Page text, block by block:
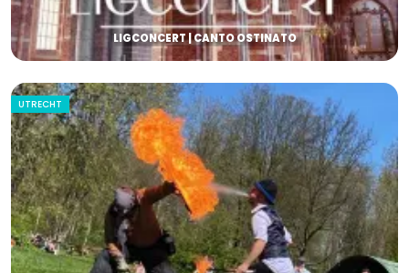
LIGCONCERT | CANTO OSTINATO
UTRECHT